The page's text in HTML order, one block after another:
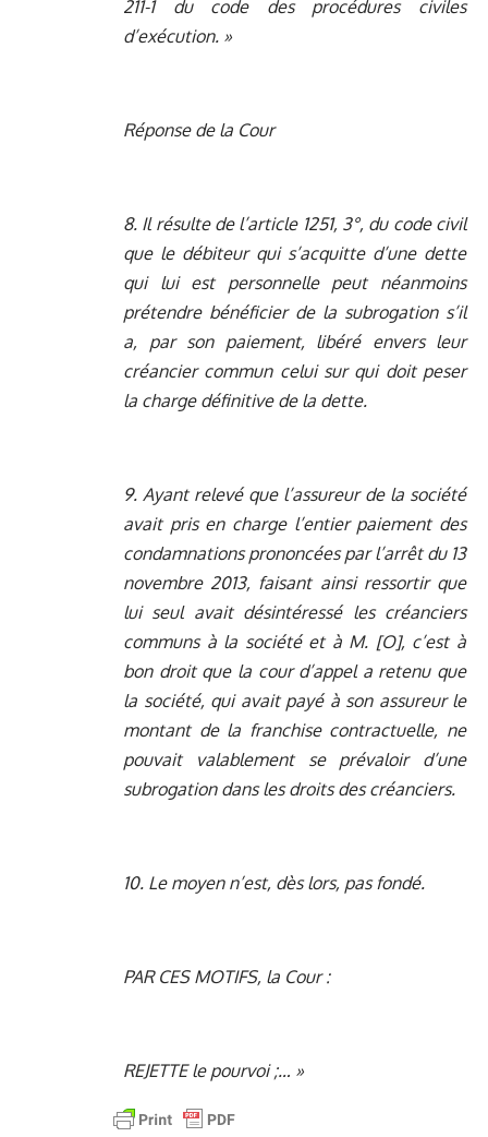
211-1 du code des procédures civiles
d’exécution. »
Réponse de la Cour
8. Il résulte de l’article 1251, 3°, du code civil
que le débiteur qui s’acquitte d’une dette
qui lui est personnelle peut néanmoins
prétendre bénéficier de la subrogation s’il
a, par son paiement, libéré envers leur
créancier commun celui sur qui doit peser
la charge définitive de la dette.
9. Ayant relevé que l’assureur de la société
avait pris en charge l’entier paiement des
condamnations prononcées par l’arrêt du 13
novembre 2013, faisant ainsi ressortir que
lui seul avait désintéressé les créanciers
communs à la société et à M. [O], c’est à
bon droit que la cour d’appel a retenu que
la société, qui avait payé à son assureur le
montant de la franchise contractuelle, ne
pouvait valablement se prévaloir d’une
subrogation dans les droits des créanciers.
10. Le moyen n’est, dès lors, pas fondé.
PAR CES MOTIFS, la Cour :
REJETTE le pourvoi ;… »